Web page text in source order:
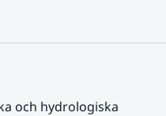
och hydrologiska